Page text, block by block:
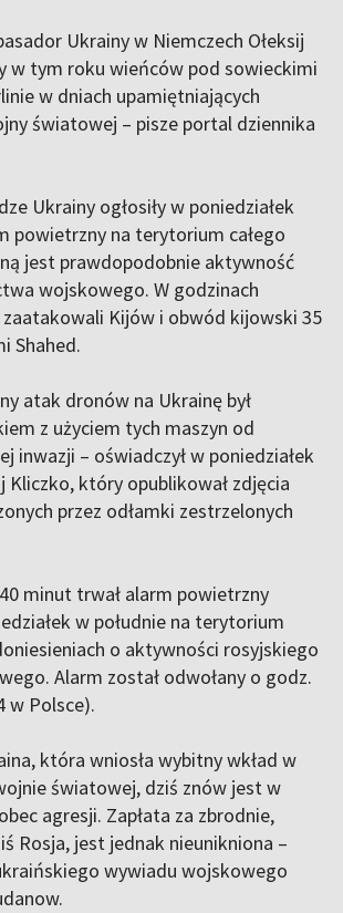
Ukrainy w Niemczech Ołeksij
w tym roku wieńców pod sowieckimi
w dniach upamiętniających
światowej – pisze portal dziennika
Ukrainy ogłosiły w poniedziałek
powietrzny na terytorium całego
jest prawdopodobnie aktywność
wojskowego. W godzinach
zaatakowali Kijów i obwód kijowski 35
Shahed.
atak dronów na Ukrainę był
z użyciem tych maszyn od
inwazji – oświadczył w poniedziałek
Kliczko, który opublikował zdjęcia
przez odłamki zestrzelonych
minut trwał alarm powietrzny
w południe na terytorium
o aktywności rosyjskiego
Alarm został odwołany o godz.
w Polsce).
która wniosła wybitny wkład w
światowej, dziś znów jest w
agresji. Zapłata za zbrodnie,
Rosja, jest jednak nieunikniona –
wywiadu wojskowego